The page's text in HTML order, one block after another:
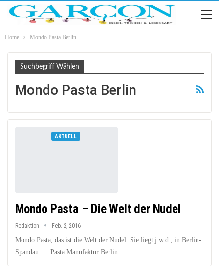
Home Mondo Pasta Berlin
Suchbegriff Wählen
Mondo Pasta Berlin
AKTUELL
Mondo Pasta – Die Welt der Nudel
Redaktion Feb. 2, 2016
Mondo Pasta, das ist die Welt der Nudel. Sie liegt j.w.d., in Berlin-
Spandau. ... Pasta Manufaktur Berlin.